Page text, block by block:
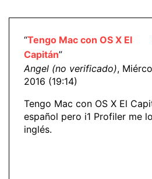
“Tengo Mac con OS X El
Capitán”
Angel (no verificado),
2016 (19:14)
Tengo Mac con OS X El
español pero i1 Profiler me
inglés.